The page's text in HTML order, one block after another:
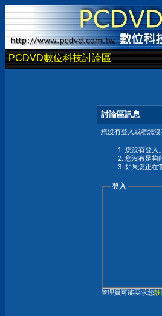
PCDVD數位科技討論區
討論區訊息
您沒有登入或者您
您沒有登入
您沒有足夠
如果您正在
登入
管理員可能要求您註